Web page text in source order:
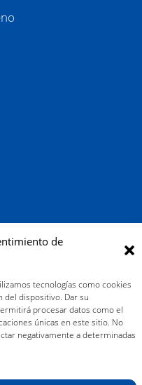
de
tecnologías como cookies
del dispositivo. Dar su
procesar datos como el
únicas en este sitio. No
negativamente a determinadas